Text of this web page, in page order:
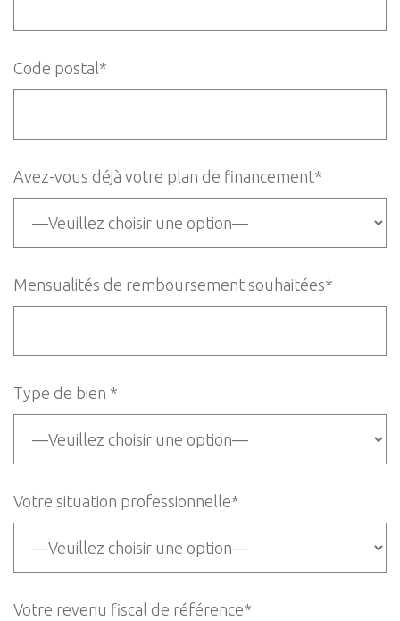
Code postal*
Avez-vous déjà votre plan de financement*
Mensualités de remboursement souhaitées*
Type de bien *
Votre situation professionnelle*
Votre revenu fiscal de référence*